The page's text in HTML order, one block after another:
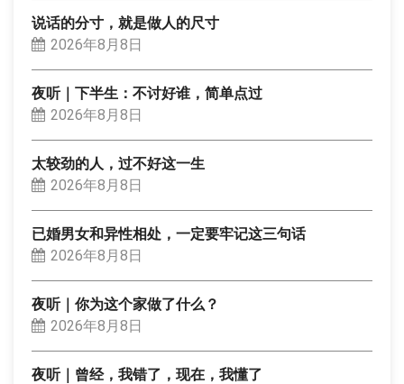
说话的分寸，就是做人的尺寸
2026年8月8日
夜听｜下半生：不讨好谁，简单点过
2026年8月8日
太较劲的人，过不好这一生
2026年8月8日
已婚男女和异性相处，一定要牢记这三句话
2026年8月8日
夜听｜你为这个家做了什么？
2026年8月8日
夜听｜曾经，我错了，现在，我懂了